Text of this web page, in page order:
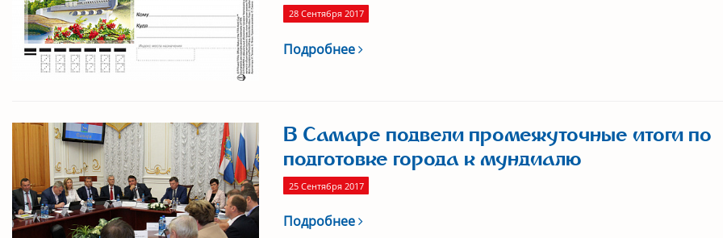
28 Сентября 2017
Подробнее
В Самаре подвели промежуточные итоги по
подготовке города к мундиалю
25 Сентября 2017
Подробнее